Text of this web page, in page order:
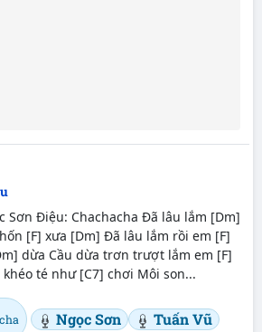
Sơn Điệu: Chachacha Đã lâu lắm [Dm]
[F] xưa [Dm] Đã lâu lắm rồi em [F]
dừa Cầu dừa trơn trượt lắm em [F]
té như [C7] chơi Môi son...
Ngọc Sơn
Tuấn Vũ